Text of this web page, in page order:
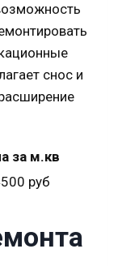
снос и
за м.кв
руб